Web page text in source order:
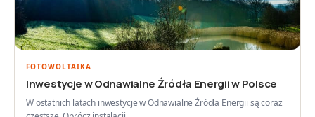
FOTOWOLTAIKA
Inwestycje w Odnawialne Źródła Energii w Polsce
W ostatnich latach inwestycje w Odnawialne Źródła Energii są coraz